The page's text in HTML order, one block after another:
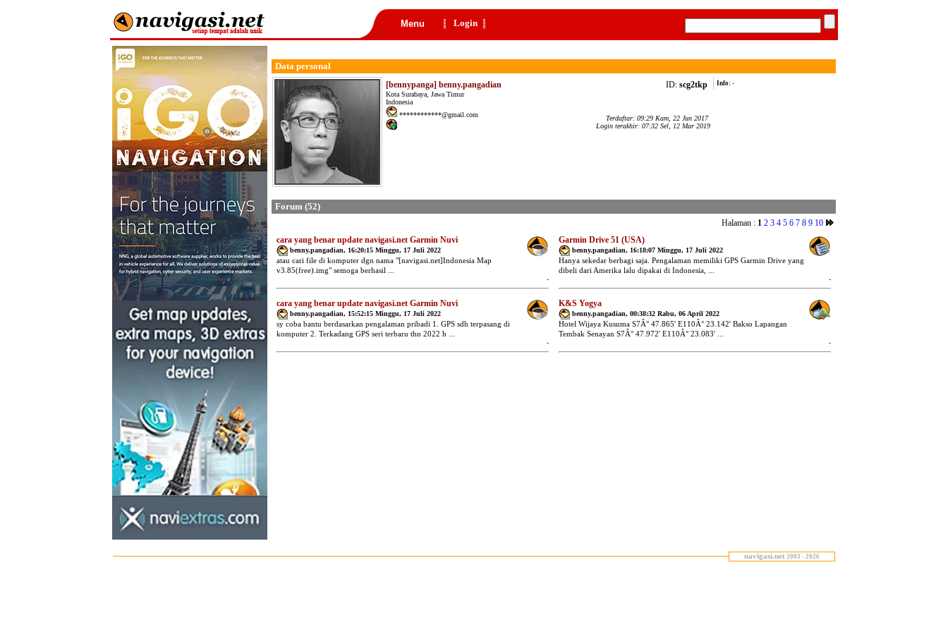
Menu Login
Data personal
[bennypanga] benny.pangadian ID: scg2tkp
Kota Surabaya, Jawa Timur
Indonesia
************@gmail.com
Terdaftar: 09:29 Kam, 22 Jun 2017
Login terakhir: 07:32 Sel, 12 Mar 2019
Info: -
navigasi.net 2003 - 2026